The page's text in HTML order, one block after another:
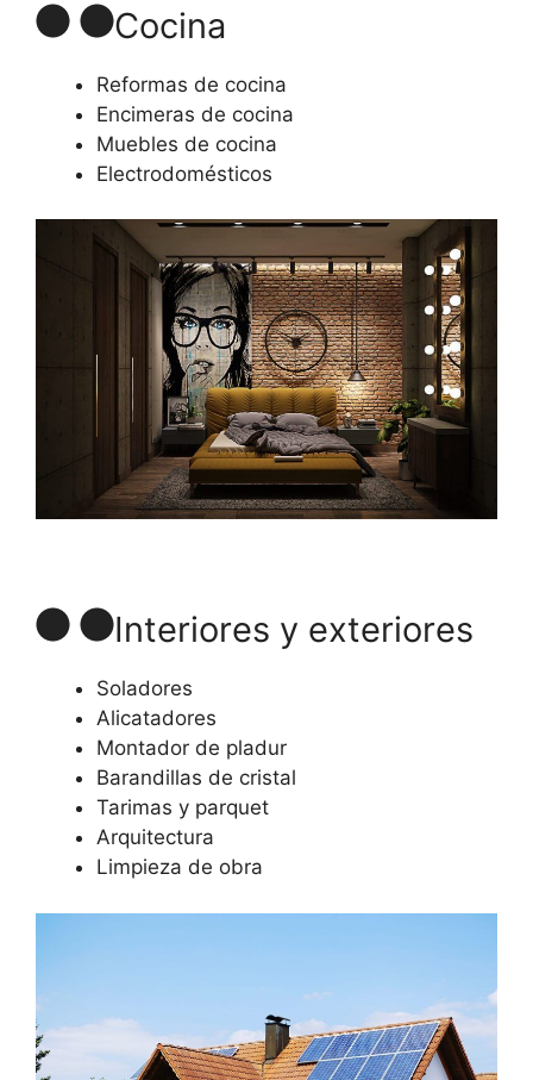
Cocina
Reformas de cocina
Encimeras de cocina
Muebles de cocina
Electrodomésticos
Interiores y exteriores
Soladores
Alicatadores
Montador de pladur
Barandillas de cristal
Tarimas y parquet
Arquitectura
Limpieza de obra